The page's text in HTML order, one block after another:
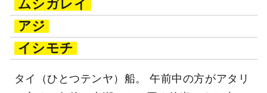
ムシガレイ
アジ
イシモチ
タイ（ひとつテンヤ）船。 午前中の方がアタリ